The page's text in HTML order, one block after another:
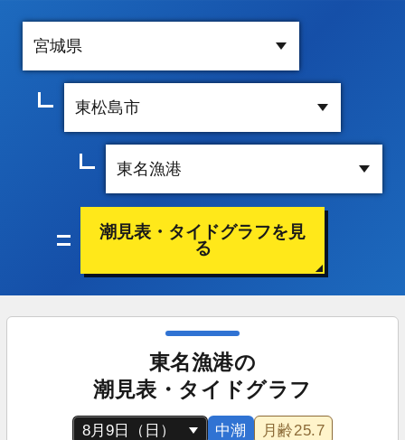
潮見表・タイドグラフを見
る
東名漁港の
潮見表・タイドグラフ
中潮 月齢25.7